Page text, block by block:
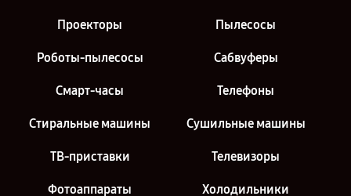
Проекторы Пылесосы
Роботы-пылесосы Сабвуферы
Смарт-часы Телефоны
Стиральные машины Сушильные машины
ТВ-приставки Телевизоры
Фотоаппараты Холодильники